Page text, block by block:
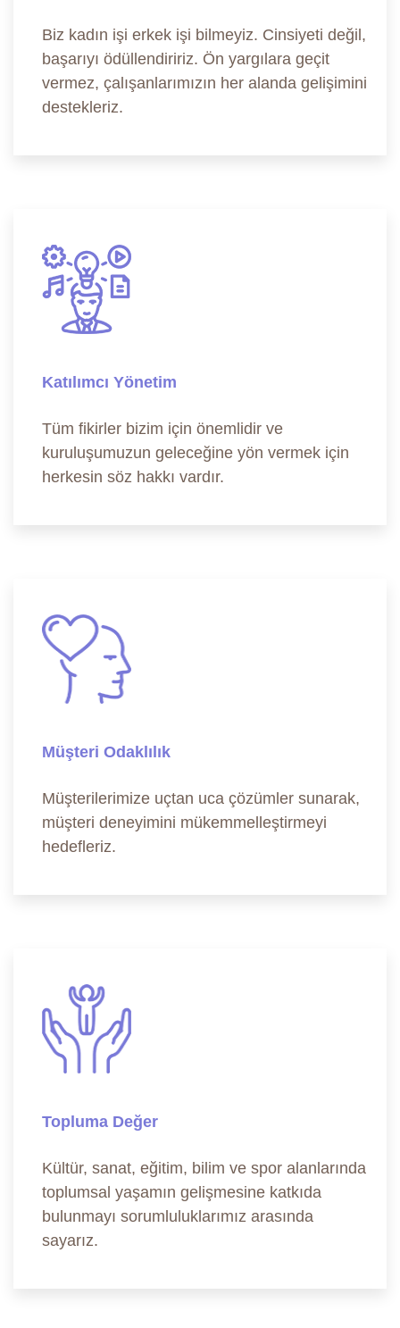
Biz kadın işi erkek işi bilmeyiz. Cinsiyeti değil,
başarıyı ödüllendiririz. Ön yargılara geçit
vermez, çalışanlarımızın her alanda gelişimini
destekleriz.
Katılımcı Yönetim
Tüm fikirler bizim için önemlidir ve
kuruluşumuzun geleceğine yön vermek için
herkesin söz hakkı vardır.
Müşteri Odaklılık
Müşterilerimize uçtan uca çözümler sunarak,
müşteri deneyimini mükemmelleştirmeyi
hedefleriz.
Topluma Değer
Kültür, sanat, eğitim, bilim ve spor alanlarında
toplumsal yaşamın gelişmesine katkıda
bulunmayı sorumluluklarımız arasında
sayarız.